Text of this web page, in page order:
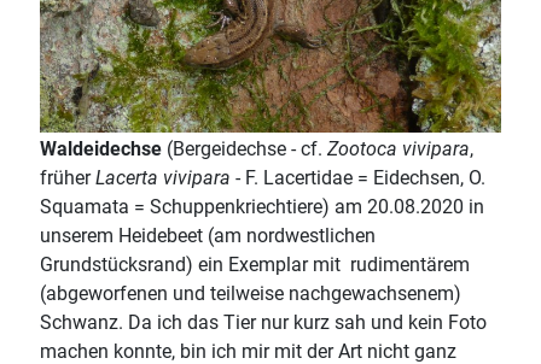
Waldeidechse (Bergeidechse - cf. Zootoca vivipara,
früherLacerta vivipara - F. Lacertidae = Eidechsen, O.
Squamata = Schuppenkriechtiere) am 20.08.2020 in
unserem Heidebeet (am nordwestlichen
Grundstücksrand) ein Exemplar mit rudimentärem
(abgeworfenen und teilweise nachgewachsenem)
Schwanz. Da ich das Tier nur kurz sah und kein Foto
machen konnte, bin ich mir mit der Art nicht ganz